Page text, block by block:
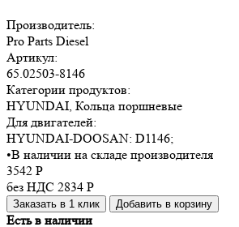
Производитель:
Pro Parts Diesel
Артикул:
65.02503-8146
Категории продуктов:
HYUNDAI, Кольца поршневые
Для двигателей:
HYUNDAI-DOOSAN: D1146;
•В наличии на складе производителя
3542 Р
без НДС 2834 Р
Заказать в 1 клик Добавить в корзину
Есть в наличии